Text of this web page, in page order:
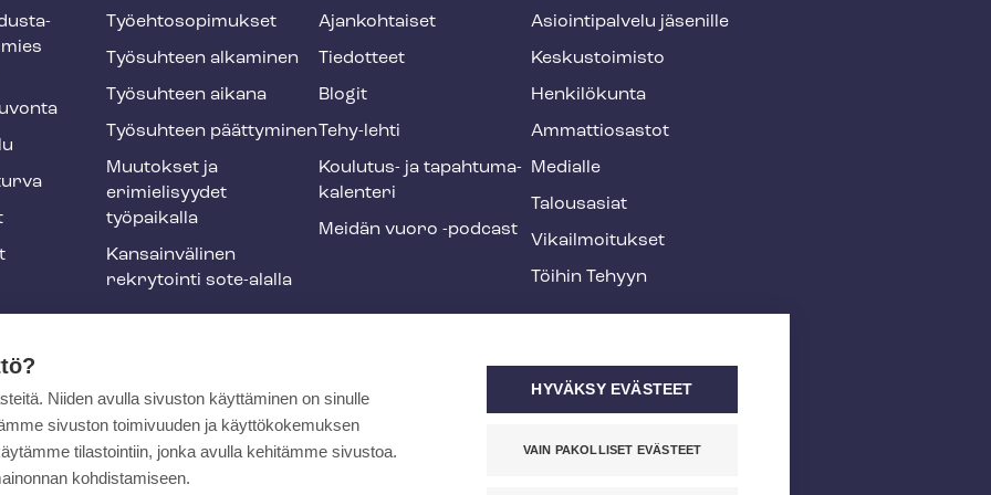
Työ­eh­to­so­pi­muk­set
Työsuhteen alkaminen
Työsuhteen aikana
Työsuhteen päättyminen
Muutokset ja
erimielisyydet
työpaikalla
Kansainvälinen
rekrytointi sote-alalla
Ajankohtaiset
Tiedotteet
Blogit
Tehy-lehti
Koulutus- ja ta­pah­tu­ma­
ka­len­te­ri
Meidän vuoro -podcast
Asioin­ti­pal­ve­lu jäsenille
Keskustoimisto
Henkilökunta
Ammattiosastot
Medialle
Talousasiat
Vi­kail­moi­tuk­set
Töihin Tehyyn
Niiden avulla sivuston käyttäminen on sinulle
sivuston toimivuuden ja käyttökokemuksen
tilastointiin, jonka avulla kehitämme sivustoa.
kohdistamiseen.
HYVÄKSY EVÄSTEET
VAIN PAKOLLISET EVÄSTEET